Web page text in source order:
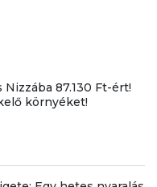
87.130 Ft-ért!
környéket!